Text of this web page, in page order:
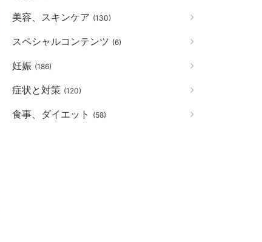
美容、スキンケア (130)
スペシャルコンテンツ (6)
妊娠 (186)
症状と対策 (120)
食事、ダイエット (58)